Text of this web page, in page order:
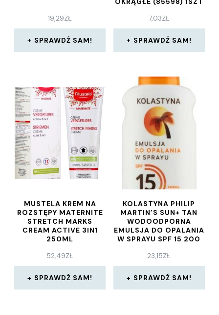
19,29ZŁ
SPRAWDŹ SAM!
7,03ZŁ
SPRAWDŹ SAM!
MUSTELA KREM NA
ROZSTĘPY MATERNITE
STRETCH MARKS
CREAM ACTIVE 3IN1
250ML
52,49ZŁ
SPRAWDŹ SAM!
KOLASTYNA PHILIP
MARTIN’S SUN+ TAN
WODOODPORNA
EMULSJA DO OPALANIA
W SPRAYU SPF 15 200
23,15ZŁ
SPRAWDŹ SAM!